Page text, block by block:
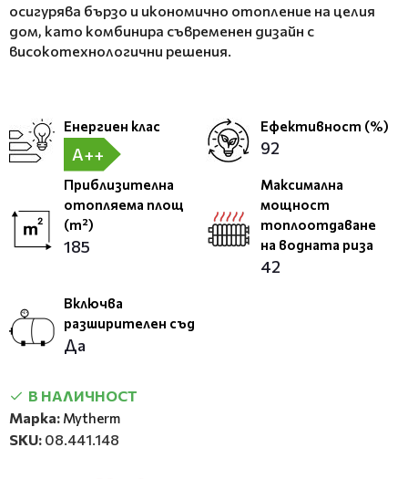
осигурява бързо и икономично отопление на целия
дом, като комбинира съвременен дизайн с
високотехнологични решения.
Енергиен клас
A++
Ефективност (%)
92
Приблизителна
отопляема площ
(m²)
185
Максимална
мощност
топлоотдаване
на водната риза
42
Включва
разширителен съд
Да
В НАЛИЧНОСТ
Марка: Mytherm
SKU: 08.441.148